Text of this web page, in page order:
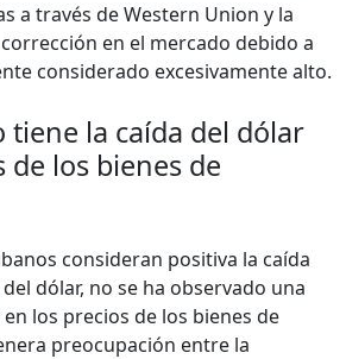
a través de Western Union y la
en el mercado debido a
considerado excesivamente alto.
tiene la caída del dólar
de los bienes de
consideran positiva la caída
dólar, no se ha observado una
los precios de los bienes de
preocupación entre la